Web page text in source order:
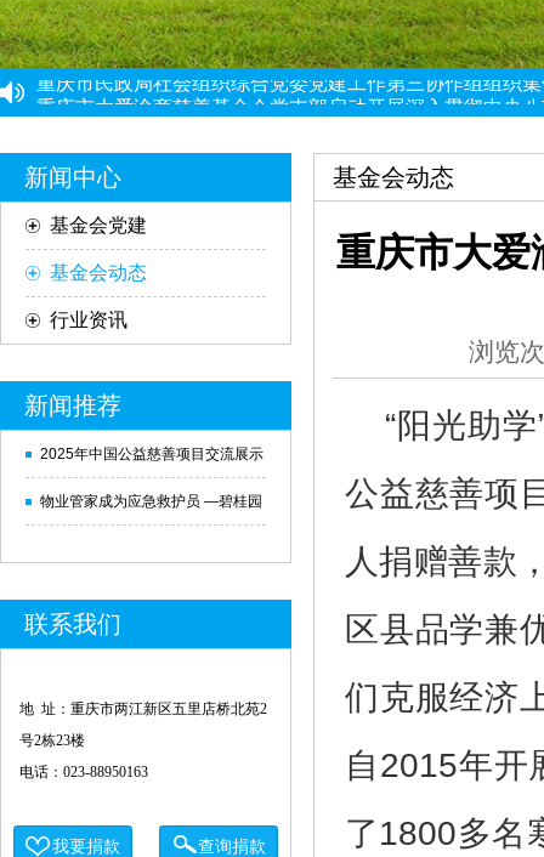
重庆市民政局社会组织综合党委党建工作第三协作组组织
重庆市大爱渝商慈善基金会党支部启动开展深入贯彻中央
重庆市大爱渝商慈善基金会党支部开展树立和践行正确政
“筑牢思想根基 提升履职能力”党建工作培训班圆满结束
新闻中心
基金会党建
基金会动态
行业资讯
新闻推荐
2025年中国公益慈善项目交流展示
会新闻发布会在北京举行
物业管家成为应急救护员 —碧桂园
联系我们
地 址：重庆市两江新区五里店桥北苑2
号2栋23楼
电话：023-88950163
我要捐款 查询捐款
基金会动态
重庆市大爱
浏览
“阳光助
公益慈善项
人捐赠善款
区县品学兼
们克服经济
自2015年开
了1800多名